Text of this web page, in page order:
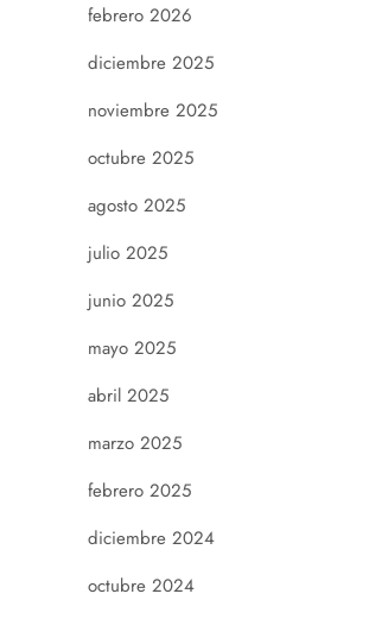
febrero 2026
diciembre 2025
noviembre 2025
octubre 2025
agosto 2025
julio 2025
junio 2025
mayo 2025
abril 2025
marzo 2025
febrero 2025
diciembre 2024
octubre 2024